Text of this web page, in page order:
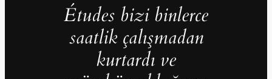
Études bizi binlerce
saatlik çalışmadan
kurtardı ve